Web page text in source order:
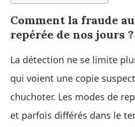
Comment la fraude
repérée de nos jours ?
La détection ne se limite
qui voient une copie
chuchoter. Les modes de
et parfois différés dans le